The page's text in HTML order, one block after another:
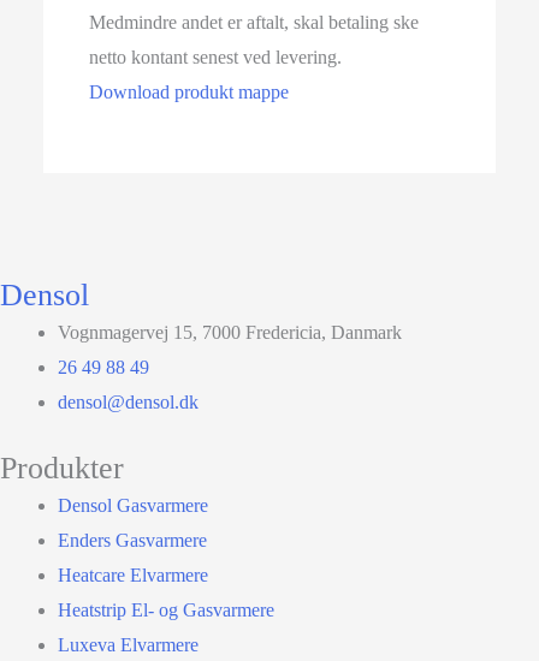
Medmindre andet er aftalt, skal betaling ske
netto kontant senest ved levering.
Download produkt mappe
Densol
Vognmagervej 15, 7000 Fredericia, Danmark
26 49 88 49
densol@densol.dk
Produkter
Densol Gasvarmere
Enders Gasvarmere
Heatcare Elvarmere
Heatstrip El- og Gasvarmere
Luxeva Elvarmere